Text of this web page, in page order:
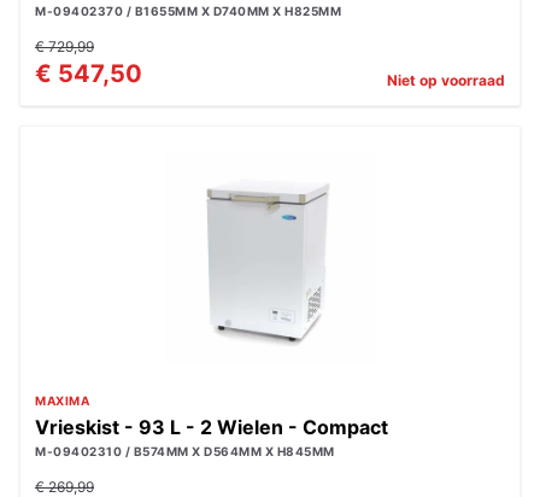
M-09402370 / B1655MM X D740MM X H825MM
€ 729,99
€ 547,50 Niet op voorraad
MAXIMA
Vrieskist - 93 L - 2 Wielen - Compact
M-09402310 / B574MM X D564MM X H845MM
€ 269,99